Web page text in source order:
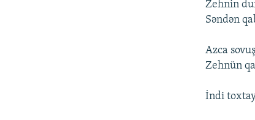
Zehnin
Səndən
Azca
Zehnün
İndi